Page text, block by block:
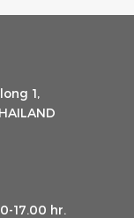
1,
17.00 hr.